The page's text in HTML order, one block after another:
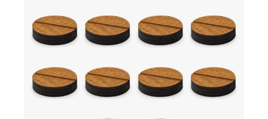
Highlights: Individuell bedruckt, Jede
Karte anderer Inhalt
Name